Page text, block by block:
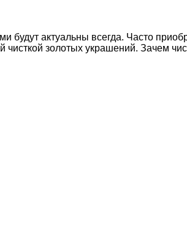
актуальны всегда. Часто
чисткой золотых украшений. Зачем